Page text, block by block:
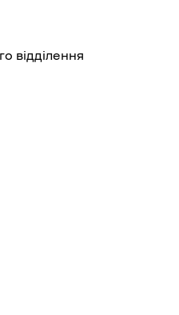
відділення